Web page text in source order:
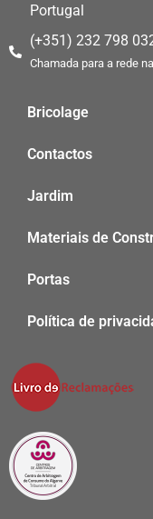
Portugal
(+351) 232 798
Chamada para a rede
Bricolage
Contactos
Jardim
Materiais de
Portas
Política de